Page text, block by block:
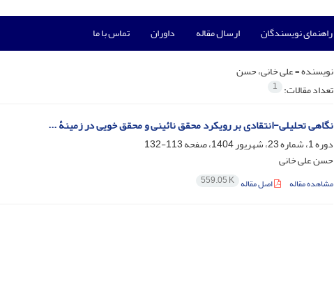
راهنمای نویسندگان ارسال مقاله داوران تماس با ما
نویسنده =علی خانی، حسن
تعداد مقالات: 1
نگاهی تحلیلی-انتقادی بر رویکرد محقق نائینی و محقق خویی در زمینۀ ...
دوره 1، شماره 23، شهریور 1404، صفحه
113-132
حسن علی خانی
مشاهده مقاله اصل مقاله 559.05 K